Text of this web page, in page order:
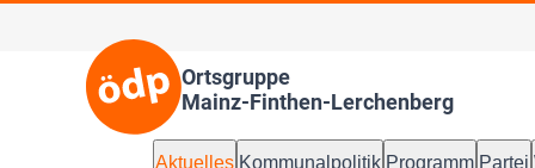
Ortsgruppe
Mainz-Finthen-Lerchenberg
Aktuelles Kommunalpolitik Programm Partei